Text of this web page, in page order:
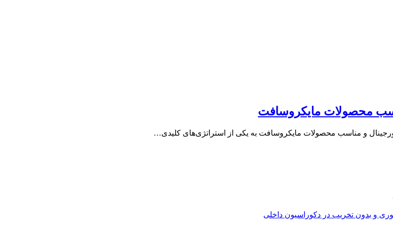
محصولات مایکروسافت
و مناسب محصولات مایکروسافت به یکی از استراتژی‌های کلیدی…
و بدون تخریب در دکوراسیون داخلی